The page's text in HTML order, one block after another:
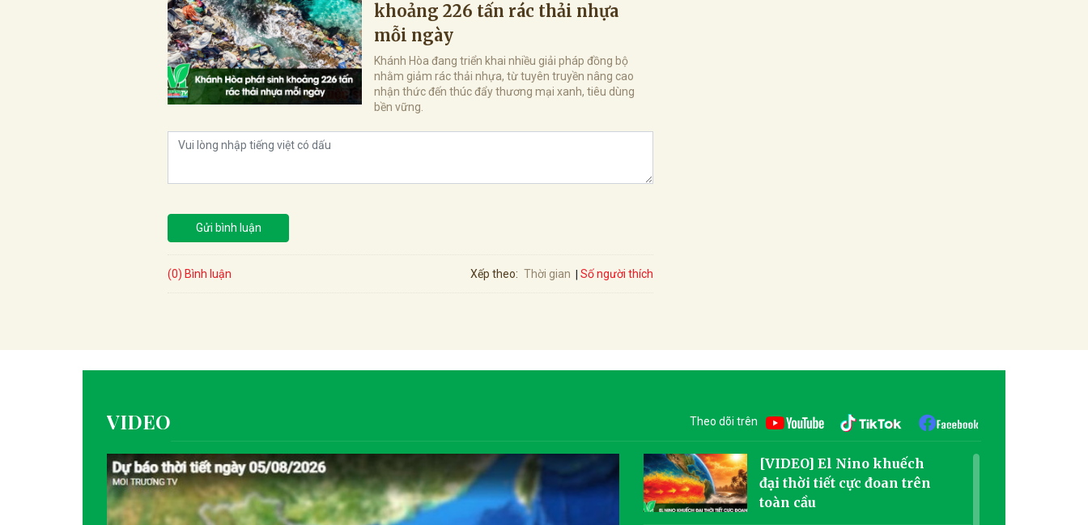
khoảng 226 tấn rác thải nhựa
mỗi ngày
Khánh Hòa đang triển khai nhiều giải pháp đồng bộ
nhằm giảm rác thải nhựa, từ tuyên truyền nâng cao
nhận thức đến thúc đẩy thương mại xanh, tiêu dùng
bền vững.
Gửi bình luận
(0) Bình luận Xếp theo: Thời gian Số người thích
VIDEO Theo dõi trên
[VIDEO] El Nino khuếch
đại thời tiết cực đoan trên
toàn cầu